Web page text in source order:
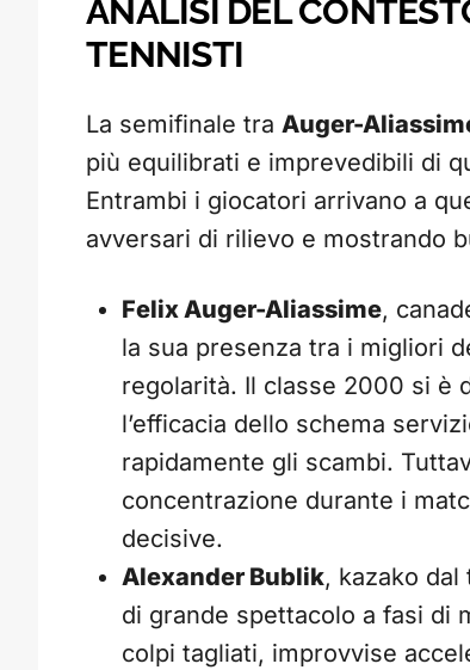
ANALISI DEL
TENNISTI
La semifinale tra Auger-
più equilibrati e imprevedibili di
Entrambi i giocatori arrivano a
avversari di rilievo e mostrando
Felix Auger-Aliassime,
la sua presenza tra i migliori
regolarità. Il classe 2000 si è
l’efficacia dello schema
rapidamente gli scambi.
concentrazione durante i
decisive.
Alexander Bublik, kazako
di grande spettacolo a fasi di
colpi tagliati, improvvise